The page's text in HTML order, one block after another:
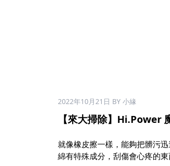
2022年10月21日 BY 小緣
【來大掃除】Hi.Power
就像橡皮擦一樣，能夠把髒污
綿有特殊成分，刮傷會心疼的